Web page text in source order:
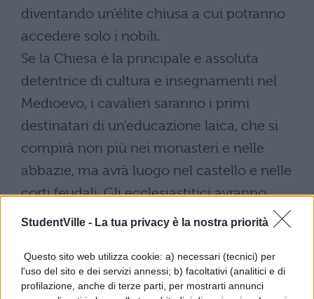
StudentVille - La tua privacy è la nostra priorità
Questo sito web utilizza cookie: a) necessari (tecnici) per
l'uso del sito e dei servizi annessi; b) facoltativi (analitici e di
profilazione, anche di terze parti, per mostrarti annunci
diventando un’élite chiusa a cui potranno
accedere solo i nobili.
Se la Chiesa è la principale e assoluta
detentrice di cultura e insegnamenti nel
Medioevo, i cavalieri saranno i primi
destinatari di un’educazione laica, che si
compirà non più nei monasteri e nelle
abbazie, ma avrà luogo nel castello e nelle
corti feudali. Gli ecclesiastitici avranno
essenzialmente cura di occuparsi delle
maestri, sebbene i valori promossi
nell’educazione cavalleresca si attengano